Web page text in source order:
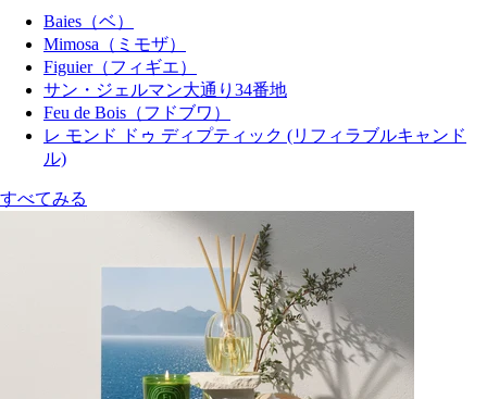
Baies（ベ）
Mimosa（ミモザ）
Figuier（フィギエ）
サン・ジェルマン大通り34番地
Feu de Bois（フドブワ）
レ モンド ドゥ ディプティック (リフィラブルキャンド
ル)
すべてみる